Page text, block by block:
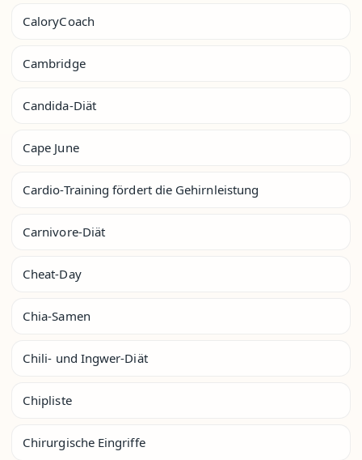
CaloryCoach
Cambridge
Candida-Diät
Cape June
Cardio-Training fördert die Gehirnleistung
Carnivore-Diät
Cheat-Day
Chia-Samen
Chili- und Ingwer-Diät
Chipliste
Chirurgische Eingriffe